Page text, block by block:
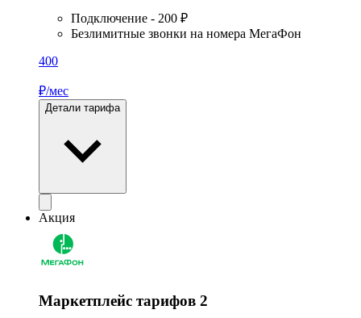
Подключение - 200 ₽
Безлимитные звонки на номера МегаФон
400
₽/мес
Детали тарифа
Акция
Маркетплейс тарифов 2